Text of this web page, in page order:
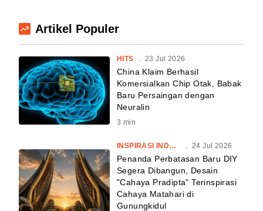
Artikel Populer
HITS . 23 Jul 2026
China Klaim Berhasil
Komersialkan Chip Otak, Babak
Baru Persaingan dengan
Neuralin
3 min
INSPIRASI INDONESIA . 24 Jul 2026
Penanda Perbatasan Baru DIY
Segera Dibangun, Desain
"Cahaya Pradipta" Terinspirasi
Cahaya Matahari di
Gunungkidul